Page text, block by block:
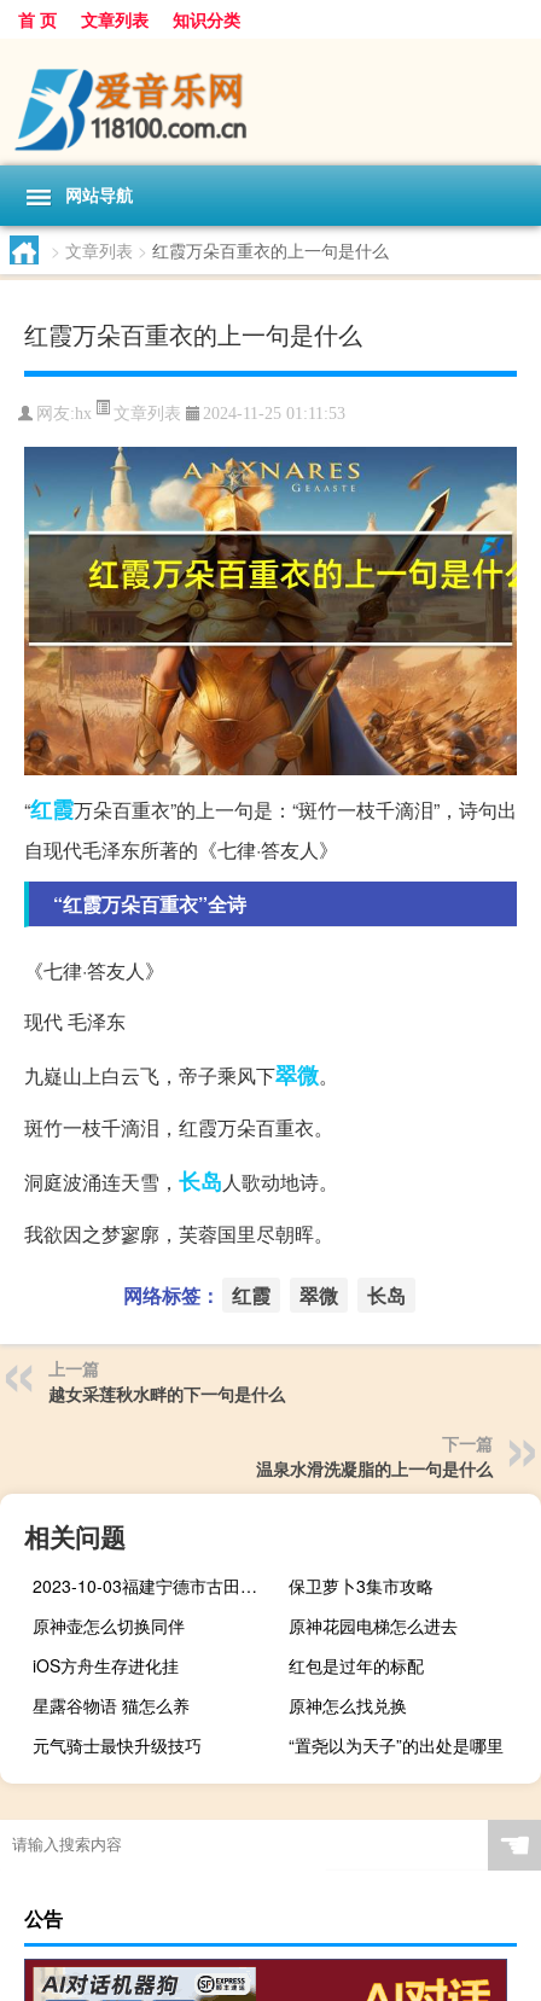
首 页 文章列表 知识分类
网站导航
> 文章列表 > 红霞万朵百重衣的上一句是什么
红霞万朵百重衣的上一句是什么
网友:hx 文章列表 2024-11-25 01:11:53
“红霞万朵百重衣”的上一句是：“斑竹一枝千滴泪”，诗句出
自现代毛泽东所著的《七律·答友人》
“红霞万朵百重衣”全诗
《七律·答友人》
现代 毛泽东
九嶷山上白云飞，帝子乘风下翠微。
斑竹一枝千滴泪，红霞万朵百重衣。
洞庭波涌连天雪， 长岛人歌动地诗。
我欲因之梦寥廓，芙蓉国里尽朝晖。
网络标签： 红霞 翠微 长岛
上一篇
越女采莲秋水畔的下一句是什么
下一篇
温泉水滑洗凝脂的上一句是什么
相关问题
2023-10-03福建宁德市古田县(海鲜菇)的报价是多少
保卫萝卜3集市攻略
原神壶怎么切换同伴
原神花园电梯怎么进去
iOS方舟生存进化挂
红包是过年的标配
星露谷物语 猫怎么养
原神怎么找兑换
元气骑士最快升级技巧
“置尧以为天子”的出处是哪里
☚
公告